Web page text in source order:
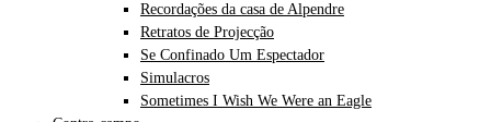
Recordações da casa de Alpendre
Retratos de Projecção
Se Confinado Um Espectador
Simulacros
Sometimes I Wish We Were an Eagle